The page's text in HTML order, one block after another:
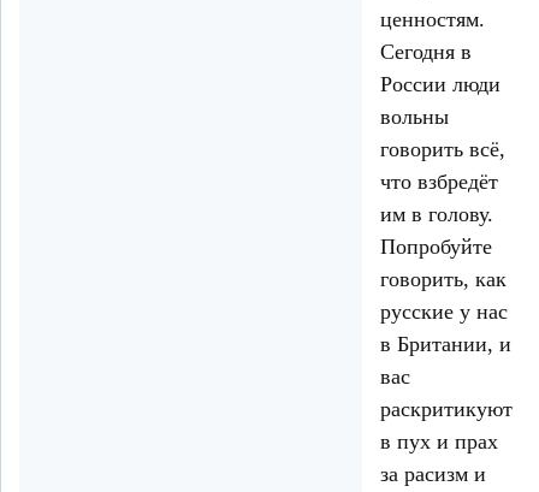
ценностям.
Сегодня в
России люди
вольны
говорить всё,
что взбредёт
им в голову.
Попробуйте
говорить, как
русские у нас
в Британии, и
вас
раскритикуют
в пух и прах
за расизм и